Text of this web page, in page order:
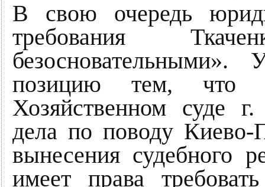
В свою очередь
требования
позицию тем, что
Хозяйственном суде
дела по поводу Киево-
вынесения судебного
имеет права